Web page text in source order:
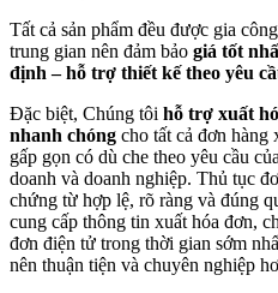
Tất cả sản phẩm đều được gia
trung gian nên đảm bảo giá tốt
định – hỗ trợ thiết kế theo yêu
Đặc biệt, Chúng tôi hỗ trợ xuất
nhanh chóng cho tất cả đơn hàng
gấp gọn có dù che theo yêu cầu
doanh và doanh nghiệp. Thủ tục
chứng từ hợp lệ, rõ ràng và đúng
cung cấp thông tin xuất hóa đơn,
đơn điện tử trong thời gian sớm
nên thuận tiện và chuyên nghiệp